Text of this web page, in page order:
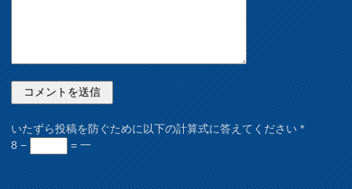
いたずら投稿を防ぐために以下の計算式に答えてください*
8 −
= 一